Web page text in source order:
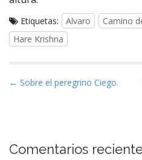
Etiquetas: Alvaro Camino
Hare Krishna
N
g
← Sobre el peregrino Ciego.
Comentarios